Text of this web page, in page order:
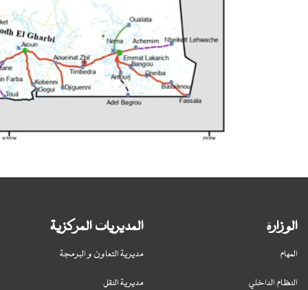
المديريات المركزية
مديرية التعاون و البرمجة
مديرية النقل
الوزارة
المهام
النظام الداخلي